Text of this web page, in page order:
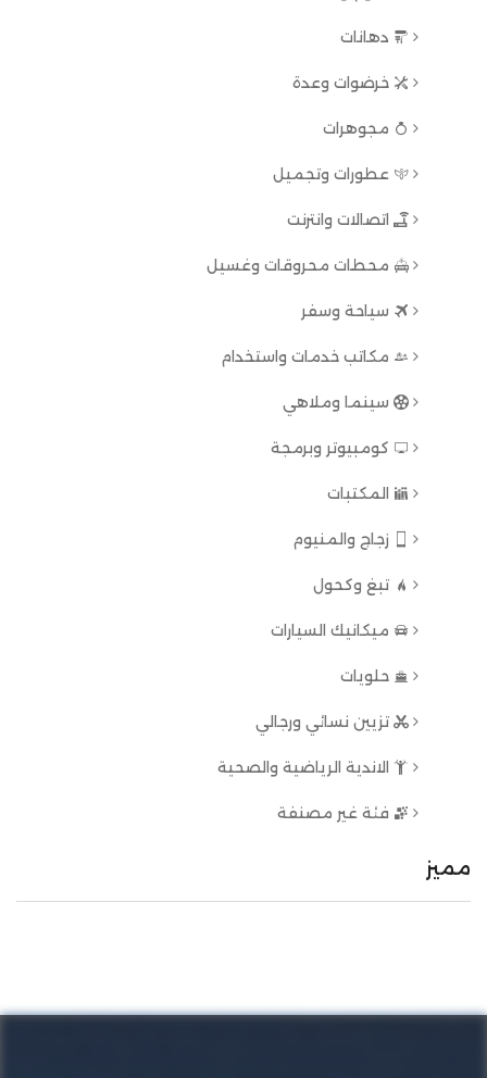
دهانات
خرضوات وعدة
مجوهرات
عطورات وتجميل
اتصالات وانترنت
محطات محروقات وغسيل
سياحة وسفر
مكاتب خدمات واستخدام
سينما وملاهي
كومبيوتر وبرمجة
المكتبات
زجاج والمنيوم
تبغ وكحول
ميكانيك السيارات
حلويات
تزيين نسائي ورجالي
الاندية الرياضية والصحية
فئة غير مصنفة
مميز